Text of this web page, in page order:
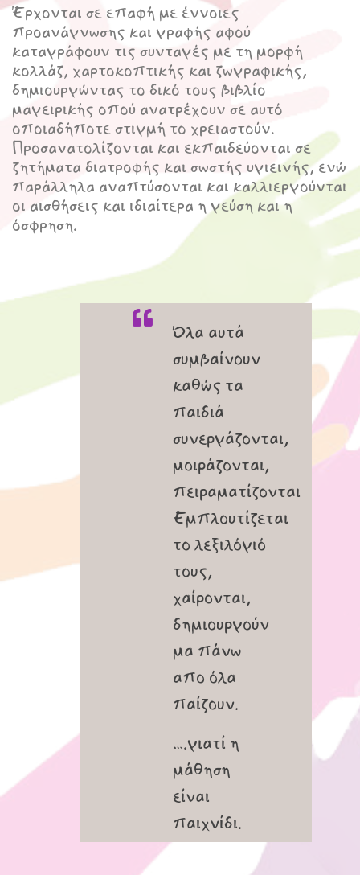
Έρχονται σε επαφή με έννοιες
προανάγνωσης και γραφής αφού
καταγράφουν τις συνταγές με τη μορφή
κολλάζ, χαρτοκοπτικής και ζωγραφικής,
δημιουργώντας το δικό τους βιβλίο
μαγειρικής οπού ανατρέχουν σε αυτό
οποιαδήποτε στιγμή το χρειαστούν.
Προσανατολίζονται και εκπαιδεύονται σε
ζητήματα διατροφής και σωστής υγιεινής, ενώ
παράλληλα αναπτύσονται και καλλιεργούνται
οι αισθήσεις και ιδιαίτερα η γεύση και η
όσφρηση.
Όλα αυτά
συμβαίνουν
καθώς τα
παιδιά
συνεργάζονται,
μοιράζονται,
πειραματίζονται
Εμπλουτίζεται
το λεξιλόγιό
τους,
χαίρονται,
δημιουργούν
μα πάνω
απο όλα
παίζουν.
….γιατί η
μάθηση
είναι
παιχνίδι.